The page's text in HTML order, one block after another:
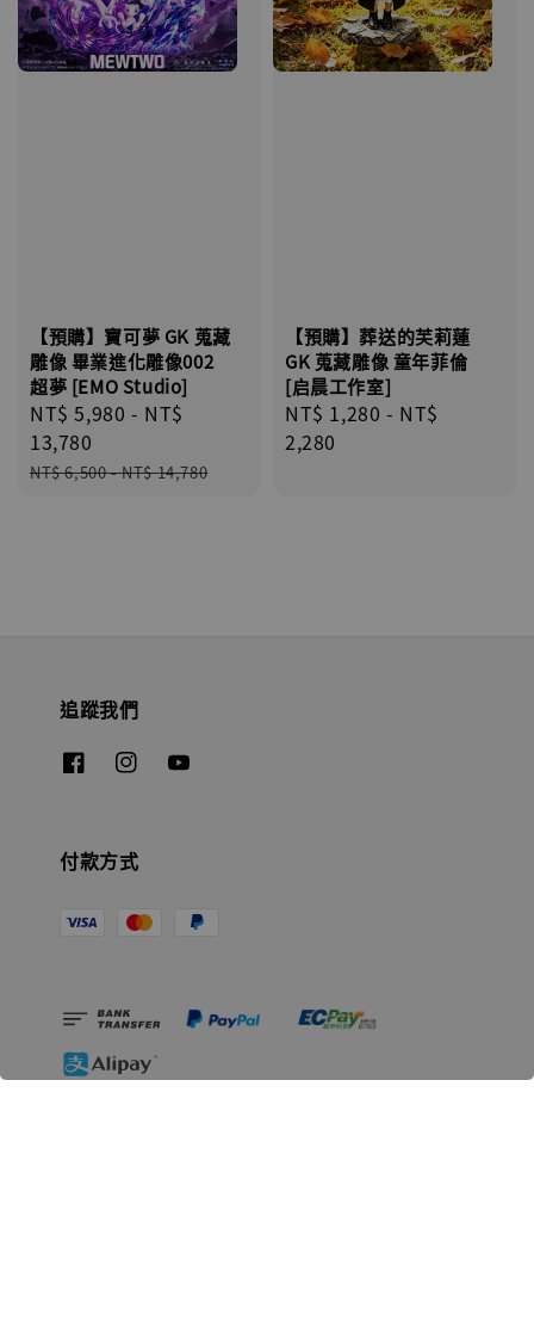
【預購】寶可夢 GK 蒐藏
雕像 畢業進化雕像002
超夢 [EMO Studio]
Sale
price
NT$ 5,980 - NT$
13,780
Regular
NT$ 6,500-NT$ 14,780
【預購】葬送的芙莉蓮
GK 蒐藏雕像 童年菲倫
[启晨工作室]
Regular
price
NT$ 1,280 - NT$
2,280
追蹤我們
付款方式